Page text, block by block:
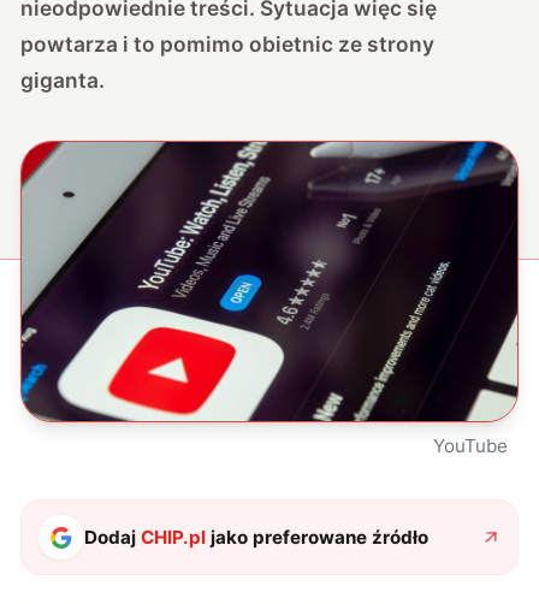
nieodpowiednie treści. Sytuacja więc się
powtarza i to pomimo obietnic ze strony
giganta.
YouTube
DodajCHIP.pl jako preferowane źródło